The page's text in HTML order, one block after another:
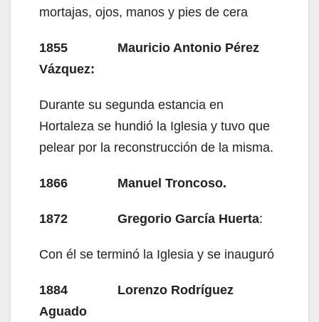
mortajas, ojos, manos y pies de cera
1855 Mauricio Antonio Pérez
Vázquez:
Durante su segunda estancia en
Hortaleza se hundió la Iglesia y tuvo que
pelear por la reconstrucción de la misma.
1866 Manuel Troncoso.
1872 Gregorio García Huerta:
Con él se terminó la Iglesia y se inauguró
1884 Lorenzo Rodríguez
Aguado